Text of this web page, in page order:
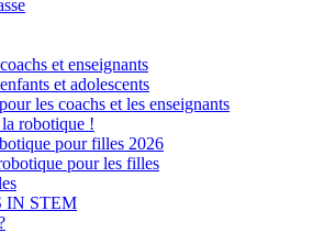
et enseignants
et adolescents
les coachs et les enseignants
robotique !
pour filles 2026
pour les filles
IN STEM